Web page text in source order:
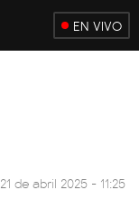
EN VIVO
21 de abril 2025 - 11:25